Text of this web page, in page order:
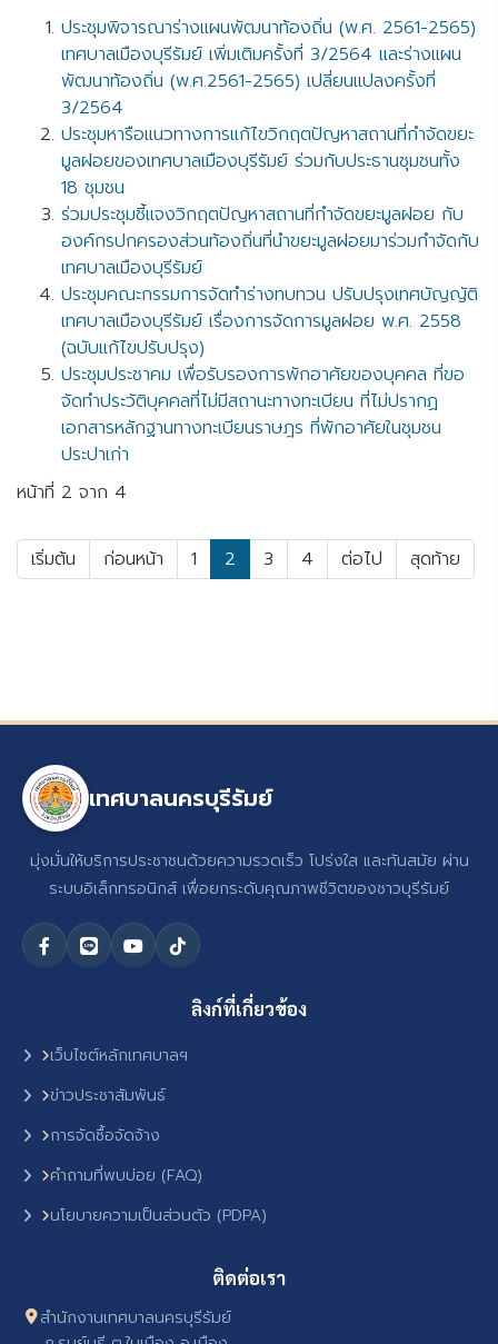
ประชุมพิจารณาร่างแผนพัฒนาท้องถิ่น (พ.ศ. 2561-2565)
เทศบาลเมืองบุรีรัมย์ เพิ่มเติมครั้งที่ 3/2564 และร่างแผน
พัฒนาท้องถิ่น (พ.ศ.2561-2565) เปลี่ยนแปลงครั้งที่
3/2564
ประชุมหารือแนวทางการแก้ไขวิกฤตปัญหาสถานที่กำจัดขยะ
มูลฝอยของเทศบาลเมืองบุรีรัมย์ ร่วมกับประธานชุมชนทั้ง
18 ชุมชน
ร่วมประชุมชี้แจงวิกฤตปัญหาสถานที่กำจัดขยะมูลฝอย กับ
องค์กรปกครองส่วนท้องถิ่นที่นำขยะมูลฝอยมาร่วมกำจัดกับ
เทศบาลเมืองบุรีรัมย์
ประชุมคณะกรรมการจัดทำร่างทบทวน ปรับปรุงเทศบัญญัติ
เทศบาลเมืองบุรีรัมย์ เรื่องการจัดการมูลฝอย พ.ศ. 2558
(ฉบับแก้ไขปรับปรุง)
ประชุมประชาคม เพื่อรับรองการพักอาศัยของบุคคล ที่ขอ
จัดทำประวัติบุคคลที่ไม่มีสถานะทางทะเบียน ที่ไม่ปรากฏ
เอกสารหลักฐานทางทะเบียนราษฎร ที่พักอาศัยในชุมชน
ประปาเก่า
หน้าที่ 2 จาก 4
เริ่มต้น ก่อนหน้า 1 2 3 4 ต่อไป สุดท้าย
เทศบาลนครบุรีรัมย์
มุ่งมั่นให้บริการประชาชนด้วยความรวดเร็ว โปร่งใส และทันสมัย ผ่าน
ระบบอิเล็กทรอนิกส์ เพื่อยกระดับคุณภาพชีวิตของชาวบุรีรัมย์
ลิงก์ที่เกี่ยวข้อง
เว็บไซต์หลักเทศบาลฯ
ข่าวประชาสัมพันธ์
การจัดซื้อจัดจ้าง
คำถามที่พบบ่อย (FAQ)
นโยบายความเป็นส่วนตัว (PDPA)
ติดต่อเรา
สำนักงานเทศบาลนครบุรีรัมย์